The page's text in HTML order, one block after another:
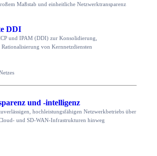
Maßstab und einheitliche Netzwerktransparenz
DDI
und IPAM (DDI) zur Konsolidierung,
von Kernnetzdiensten
und -intelligenz
hochleistungsfähigen Netzwerkbetriebs über
und SD-WAN-Infrastrukturen hinweg